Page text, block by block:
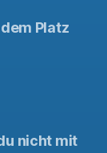
Platz
nicht mit